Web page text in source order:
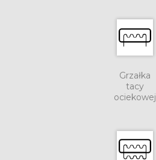
Grzałka
tacy
ociekowej